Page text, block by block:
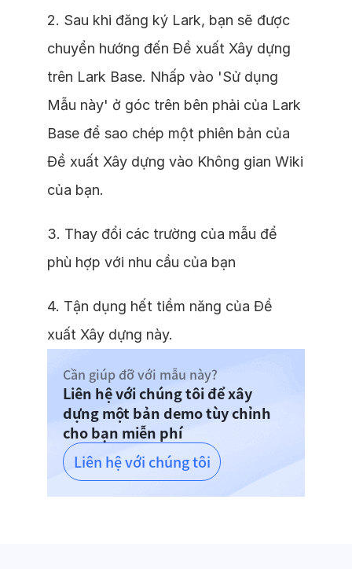
2. Sau khi đăng ký Lark, bạn sẽ được
chuyển hướng đến Đề xuất Xây dựng
trên Lark Base. Nhấp vào 'Sử dụng
Mẫu này' ở góc trên bên phải của Lark
Base để sao chép một phiên bản của
Đề xuất Xây dựng vào Không gian Wiki
của bạn.
3. Thay đổi các trường của mẫu để
phù hợp với nhu cầu của bạn
4. Tận dụng hết tiềm năng của Đề
xuất Xây dựng này.
Liên hệ với chúng tôi
Cần giúp đỡ với mẫu này?
Liên hệ với chúng tôi để xây
dựng một bản demo tùy chỉnh
cho bạn miễn phí